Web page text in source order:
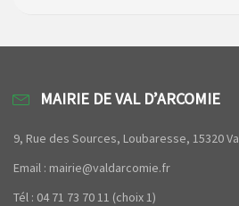
MAIRIE DE VAL D’ARCOMIE
9, Rue des Sources, Loubaresse, 15320
Email : mairie@valdarcomie.fr
Tél : 04 71 73 70 11 (choix 1)